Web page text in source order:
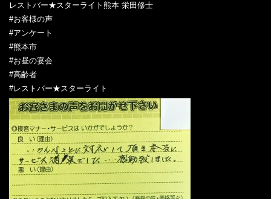
レストバー★スターライト熊本 栄田修士
#お客様の声
#アンケート
#熊本市
#お昼の宴会
#高齢者
#レストバー★スターライト